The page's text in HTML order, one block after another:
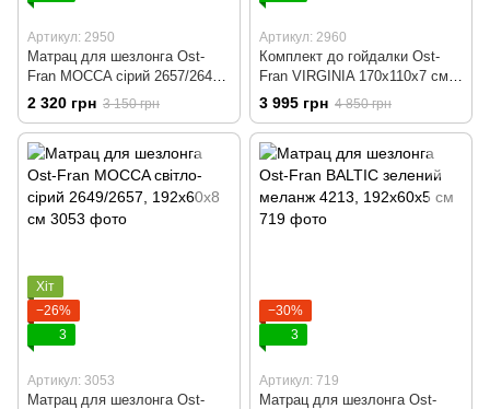
Артикул: 2950
Матрац для шезлонга Ost-
Fran MOCCA сірий 2657/2649,
192x60x8 см
2 320 грн 3 150 грн
Артикул: 2960
Комплект до гойдалки Ost-
Fran VIRGINIA 170x110x7 см,
тканина Кераміка зелена/2417
3 995 грн 4 850 грн
Хіт
−26%
3
Артикул: 3053
Матрац для шезлонга Ost-
−30%
3
Артикул: 719
Матрац для шезлонга Ost-